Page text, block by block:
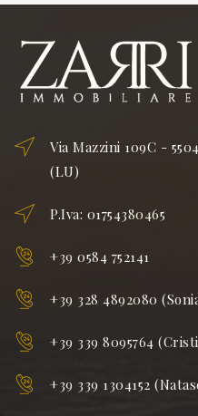
Via Mazzini 109C -
(LU)
P.Iva: 01754380465
+39 0584 752141
+39 328 4892080
+39 339 8095764
+39 339 1304152